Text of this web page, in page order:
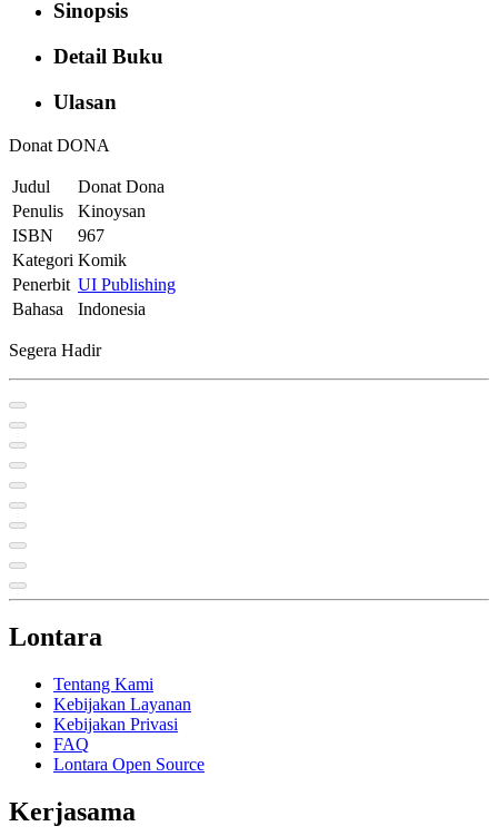
Sinopsis
Detail Buku
Ulasan
Donat DONA
Judul
Donat Dona
Penulis
Kinoysan
ISBN
967
Kategori Komik
Penerbit UI Publishing
Bahasa
Indonesia
Segera Hadir
Lontara
Tentang Kami
Kebijakan Layanan
Kebijakan Privasi
FAQ
Lontara Open Source
Kerjasama